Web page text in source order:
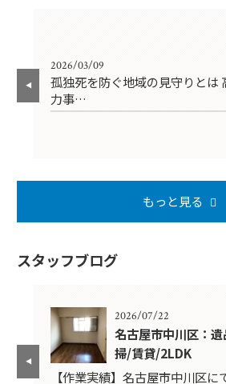
2026/03/09
孤独死を防ぐ地域の見守りとは
力事…
もっと見る
スタッフブログ
2026/07/22
名古屋市中川区：
掃/賃貸/2LDK
【作業実績】名古屋市中川区に